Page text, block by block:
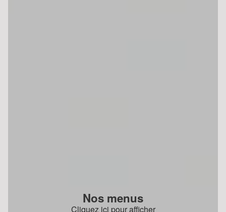
Nos menus
Cliquez ici pour afficher